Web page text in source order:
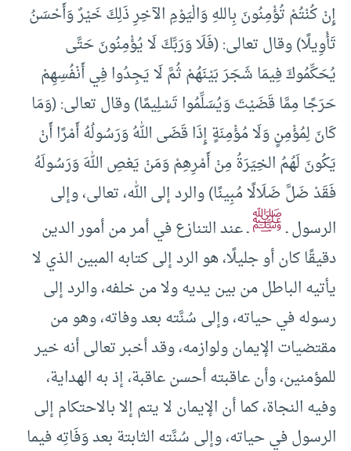
إِنْ كُنْتُمْ تُؤْمِنُونَ بِاللهِ وَالْيَوْمِ الآخِرِ ذَلِكَ خَيْرٌ وَأَحْسَنُ
تَأْوِيلًا) وقال تعالى: (فَلَا وَرَبِّكَ لَا يُؤْمِنُونَ حَتَّى
يُحَكِّمُوكَ فِيمَا شَجَرَ بَيْنَهُمْ ثُمَّ لَا يَجِدُوا فِي أَنْفُسِهِمْ
حَرَجًا مِمَّا قَضَيْتَ وَيُسَلِّمُوا تَسْلِيمًا) وقال تعالى: (وَمَا
كَانَ لِمُؤْمِنٍ وَلَا مُؤْمِنَةٍ إِذَا قَضَى اللهُ وَرَسُولُهُ أَمْرًا أَنْ
يَكُونَ لَهُمُ الخِيَرَةُ مِنْ أَمْرِهِمْ وَمَنْ يَعْصِ اللهَ وَرَسُولَهُ
فَقَدْ ضَلَّ ضَلَالًا مُبِينًا) والرد إلى الله، تعالى، وإلى
الرسول ـﷺـ عند التنازع في أمر من أمور الدين
دقيقًا كان أو جليلًا، هو الرد إلى كتابه المبين الذي لا
يأتيه الباطل من بين يديه ولا من خلفه، والرد إلى
رسوله في حياته، وإلى سُنَّته بعد وفاته، وهو من
مقتضيات الإيمان ولوازمه، وقد أخبر تعالى أنه خير
للمؤمنين، وأن عاقبته أحسن عاقبة، إذ به الهداية،
وفيه النجاة، كما أن الإيمان لا يتم إلا بالاحتكام إلى
الرسول في حياته، وإلى سُنَّته الثابتة بعد وَفَاتِه فيما